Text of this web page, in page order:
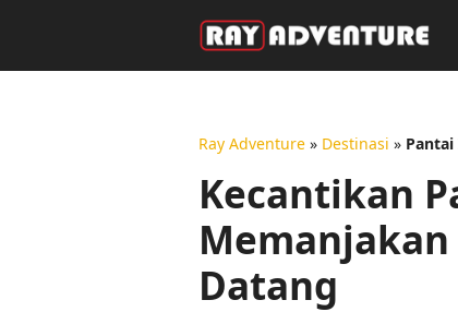
Ray Adventure » Destinasi »
Kecantikan
Memanjakan
Datang